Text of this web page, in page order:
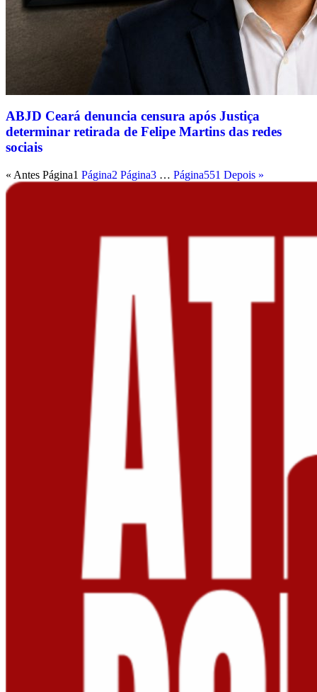
ABJD Ceará denuncia censura após Justiça
determinar retirada de Felipe Martins das redes
sociais
« Antes Página1 Página2 Página3 … Página551 Depois »